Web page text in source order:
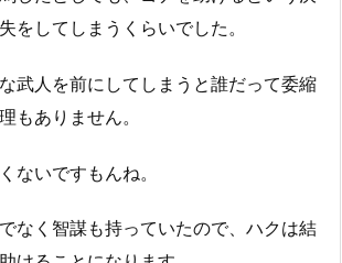
をしてしまうくらいでした。
武人を前にしてしまうと誰だって委縮
もありません。
ないですもんね。
なく智謀も持っていたので、ハクは結